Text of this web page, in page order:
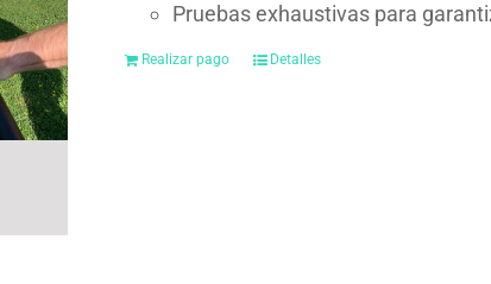
Pruebas exhaustivas para
Realizar pago Detalles